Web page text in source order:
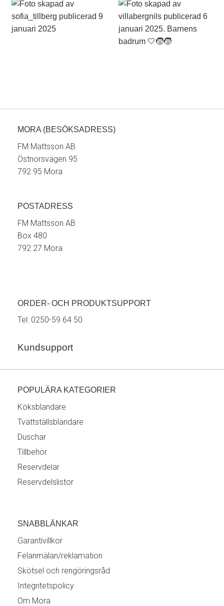
MORA (BESÖKSADRESS)
FM Mattsson AB
Östnorsvägen 95
792 95 Mora
POSTADRESS
FM Mattsson AB
Box 480
792 27 Mora
ORDER- OCH PRODUKTSUPPORT
Tel: 0250-59 64 50
Kundsupport
POPULÄRA KATEGORIER
Köksblandare
Tvättställsblandare
Duschar
Tillbehör
Reservdelar
Reservdelslistor
SNABBLÄNKAR
Garantivillkor
Felanmälan/reklamation
Skötsel och rengöringsråd
Integritetspolicy
Om Mora